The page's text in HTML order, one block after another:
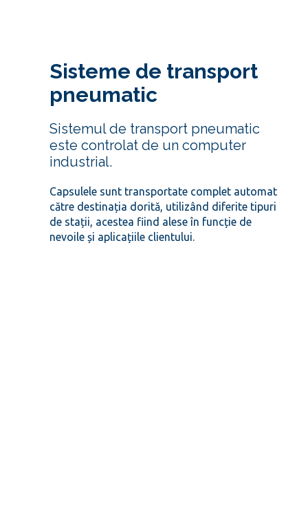
Sisteme de transport
pneumatic
Sistemul de transport pneumatic
este controlat de un computer
industrial.
Capsulele sunt transportate complet automat
către destinația dorită, utilizând diferite tipuri
de stații, acestea fiind alese în funcție de
nevoile și aplicațiile clientului.